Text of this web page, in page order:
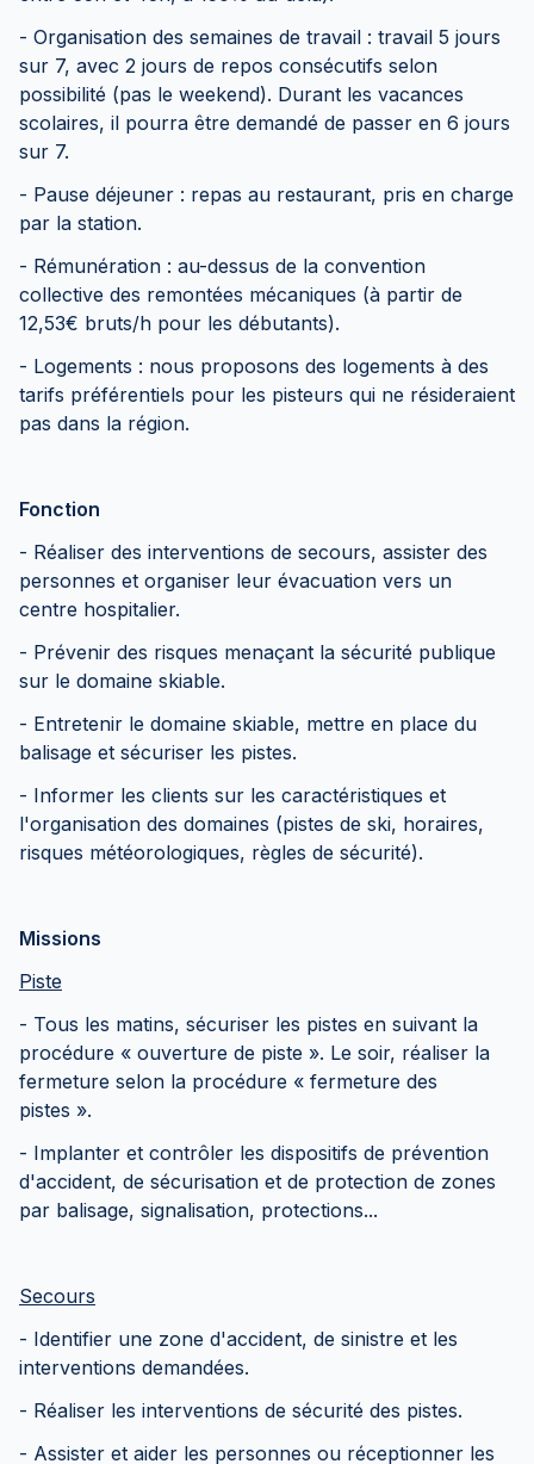
- Organisation des semaines de travail : travail 5 jours
sur 7, avec 2 jours de repos consécutifs selon
possibilité (pas le weekend). Durant les vacances
scolaires, il pourra être demandé de passer en 6 jours
sur 7.
- Pause déjeuner : repas au restaurant, pris en charge
par la station.
- Rémunération : au-dessus de la convention
collective des remontées mécaniques (à partir de
12,53€ bruts/h pour les débutants).
- Logements : nous proposons des logements à des
tarifs préférentiels pour les pisteurs qui ne résideraient
pas dans la région.
Fonction
- Réaliser des interventions de secours, assister des
personnes et organiser leur évacuation vers un
centre hospitalier.
- Prévenir des risques menaçant la sécurité publique
sur le domaine skiable.
- Entretenir le domaine skiable, mettre en place du
balisage et sécuriser les pistes.
- Informer les clients sur les caractéristiques et
l'organisation des domaines (pistes de ski, horaires,
risques météorologiques, règles de sécurité).
Missions
Piste
- Tous les matins, sécuriser les pistes en suivant la
procédure « ouverture de piste ». Le soir, réaliser la
fermeture selon la procédure « fermeture des
pistes ».
- Implanter et contrôler les dispositifs de prévention
d'accident, de sécurisation et de protection de zones
par balisage, signalisation, protections...
Secours
- Identifier une zone d'accident, de sinistre et les
interventions demandées.
- Réaliser les interventions de sécurité des pistes.
- Assister et aider les personnes ou réceptionner les